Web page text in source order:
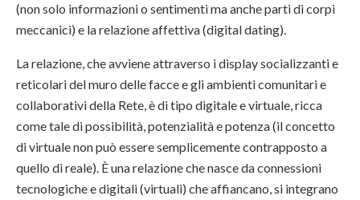
(non solo informazioni o sentimenti ma anche parti di corpi
meccanici) e la relazione affettiva (digital dating).
La relazione, che avviene attraverso i display socializzanti e
reticolari del muro delle facce e gli ambienti comunitari e
collaborativi della Rete, è di tipo digitale e virtuale, ricca
come tale di possibilità, potenzialità e potenza (il concetto
di virtuale non può essere semplicemente contrapposto a
quello di reale). È una relazione che nasce da connessioni
tecnologiche e digitali (virtuali) che affiancano, si integrano